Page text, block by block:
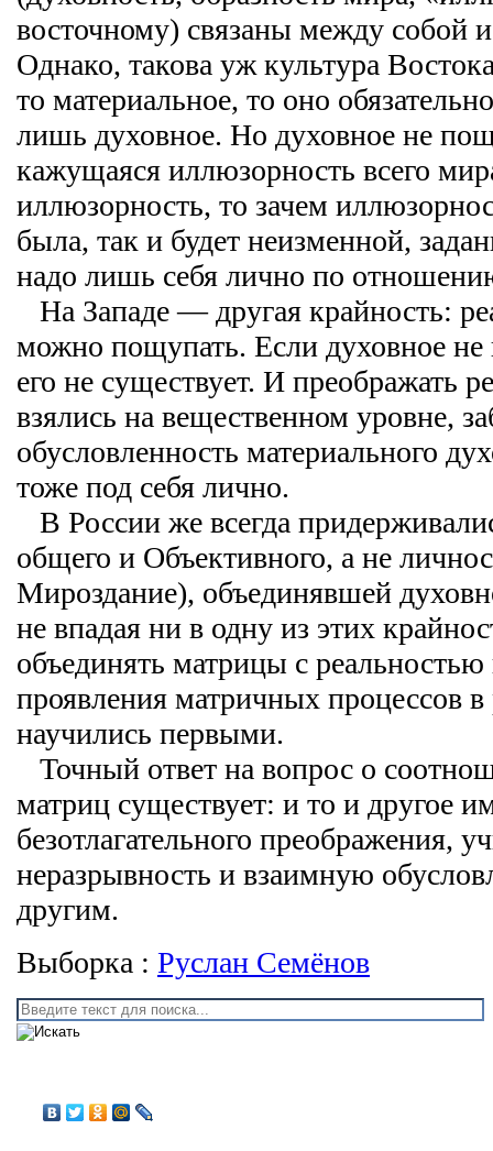
восточному) связаны между собой
Однако, такова уж культура
то материальное, то оно
лишь духовное. Но духовное не
кажущаяся иллюзорность всего
иллюзорность, то зачем
была, так и будет неизменной,
надо лишь себя лично по
На Западе — другая крайность:
можно пощупать. Если духовное
его не существует. И преображать
взялись на вещественном уровне,
обусловленность материального
тоже под себя лично.
В России же всегда
общего и Объективного, а не
Мироздание), объединявшей
не впадая ни в одну из этих
объединять матрицы с реальностью
проявления матричных процессов
научились первыми.
Точный ответ на вопрос о
матриц существует: и то и другое
безотлагательного преображения,
неразрывность и взаимную
другим.
Выборка : Руслан Семёнов